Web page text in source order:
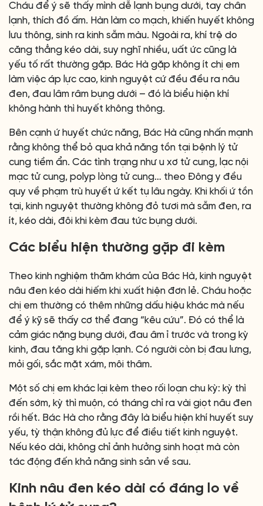
Cháu để ý sẽ thấy mình dễ lạnh bụng dưới, tay chân
lạnh, thích đồ ấm. Hàn làm co mạch, khiến huyết không
lưu thông, sinh ra kinh sẫm màu. Ngoài ra, khí trệ do
căng thẳng kéo dài, suy nghĩ nhiều, uất ức cũng là
yếu tố rất thường gặp. Bác Hà gặp không ít chị em
làm việc áp lực cao, kinh nguyệt cứ đều đều ra nâu
đen, đau lâm râm bụng dưới – đó là biểu hiện khí
không hành thì huyết không thông.
Bên cạnh ứ huyết chức năng, Bác Hà cũng nhấn mạnh
rằng không thể bỏ qua khả năng tồn tại bệnh lý tử
cung tiềm ẩn. Các tình trạng như u xơ tử cung, lạc nội
mạc tử cung, polyp lòng tử cung… theo Đông y đều
quy về phạm trù huyết ứ kết tụ lâu ngày. Khi khối ứ tồn
tại, kinh nguyệt thường không đỏ tươi mà sẫm đen, ra
ít, kéo dài, đôi khi kèm đau tức bụng dưới.
Các biểu hiện thường gặp đi kèm
Theo kinh nghiệm thăm khám của Bác Hà, kinh nguyệt
nâu đen kéo dài hiếm khi xuất hiện đơn lẻ. Cháu hoặc
chị em thường có thêm những dấu hiệu khác mà nếu
để ý kỹ sẽ thấy cơ thể đang “kêu cứu”. Đó có thể là
cảm giác nặng bụng dưới, đau âm ỉ trước và trong kỳ
kinh, đau tăng khi gặp lạnh. Có người còn bị đau lưng,
mỏi gối, sắc mặt xám, môi thâm.
Một số chị em khác lại kèm theo rối loạn chu kỳ: kỳ thì
đến sớm, kỳ thì muộn, có tháng chỉ ra vài giọt nâu đen
rồi hết. Bác Hà cho rằng đây là biểu hiện khí huyết suy
yếu, tỳ thận không đủ lực để điều tiết kinh nguyệt.
Nếu kéo dài, không chỉ ảnh hưởng sinh hoạt mà còn
tác động đến khả năng sinh sản về sau.
Kinh nâu đen kéo dài có đáng lo về